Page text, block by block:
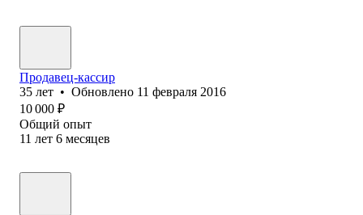
Продавец-кассир
35 лет • Обновлено 11 февраля 2016
10 000 ₽
Общий опыт
11 лет 6 месяцев